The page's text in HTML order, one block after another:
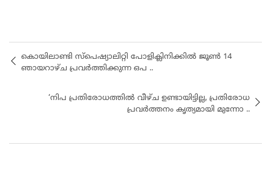
കൊയിലാണ്ടി സ്പെഷ്യാലിറ്റി പോളിക്ലിനിക്കിൽ ജൂൺ 14
ഞായറാഴ്ച പ്രവർത്തിക്കുന്ന ഒപ ..
‘നിപ പ്രതിരോധത്തിൽ വീഴ്ച ഉണ്ടായിട്ടില്ല, പ്രതിരോധ
പ്രവർത്തനം കൃത്യമായി മുന്നോ ..